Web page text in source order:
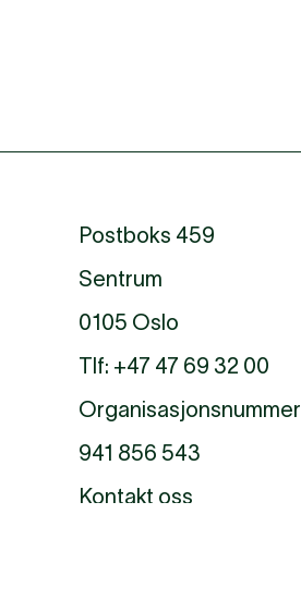
Postboks 459
Sentrum
0105 Oslo
Tlf: +47 47 69 32 00
941 856 543
Kontakt oss